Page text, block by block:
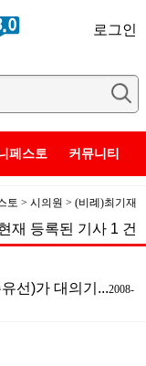
로그인
페스토 커뮤니티
토 > 시의원 > (비례)최기재
재 등록된 기사 1 건
선)가 대의기...2008-